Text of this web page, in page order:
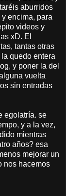
aburridos
encima, para
videos y
xD. El
tantas otras
quedo entera
y poner la del
vuelta
sin entradas
egolatría. se
y a la vez,
mientras
años? esa
mejorar un
nos hacemos